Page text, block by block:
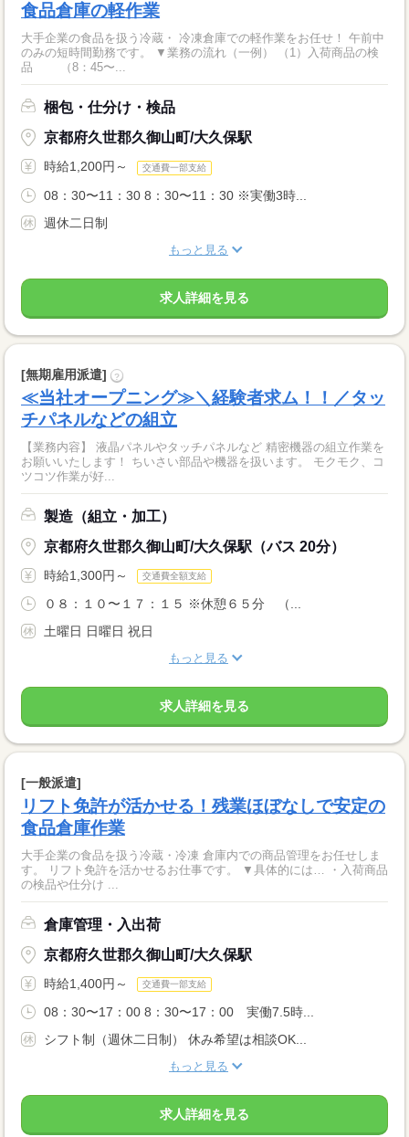
食品倉庫の軽作業
大手企業の食品を扱う冷蔵・ 冷凍倉庫での軽作業をお任せ！ 午前中
のみの短時間勤務です。 ▼業務の流れ（一例） （1）入荷商品の検
品 （8：45〜...
梱包・仕分け・検品
京都府久世郡久御山町/大久保駅
時給1,200円～ 交通費一部支給
08：30〜11：30 8：30〜11：30 ※実働3時...
週休二日制
もっと見る
求人詳細を見る
[無期雇用派遣] ?
≪当社オープニング≫＼経験者求ム！！／タッ
チパネルなどの組立
【業務内容】 液晶パネルやタッチパネルなど 精密機器の組立作業を
お願いいたします！ ちいさい部品や機器を扱います。 モクモク、コ
ツコツ作業が好...
製造（組立・加工）
京都府久世郡久御山町/大久保駅（バス 20分）
時給1,300円～ 交通費全額支給
０８：１０〜１７：１５ ※休憩６５分 （...
土曜日 日曜日 祝日
もっと見る
求人詳細を見る
[一般派遣]
リフト免許が活かせる！残業ほぼなしで安定の
食品倉庫作業
大手企業の食品を扱う冷蔵・冷凍 倉庫内での商品管理をお任せしま
す。 リフト免許を活かせるお仕事です。 ▼具体的には… ・入荷商品
の検品や仕分け ...
倉庫管理・入出荷
京都府久世郡久御山町/大久保駅
時給1,400円～ 交通費一部支給
08：30〜17：00 8：30〜17：00 実働7.5時...
シフト制（週休二日制） 休み希望は相談OK...
もっと見る
求人詳細を見る